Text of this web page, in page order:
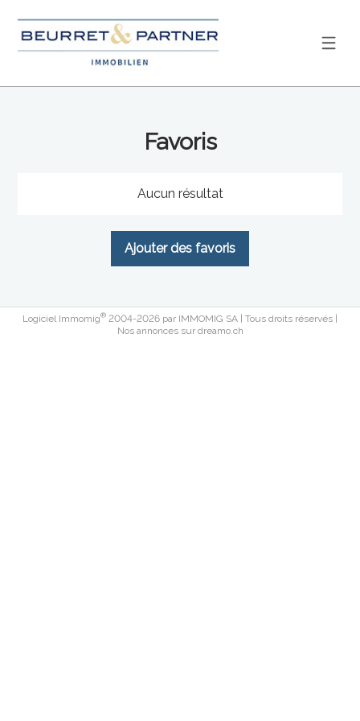
Favoris
Aucun résultat
Ajouter des favoris
Logiciel Immomig® 2004-2026 par IMMOMIG SA | Tous droits réservés |
Nos annonces sur dreamo.ch